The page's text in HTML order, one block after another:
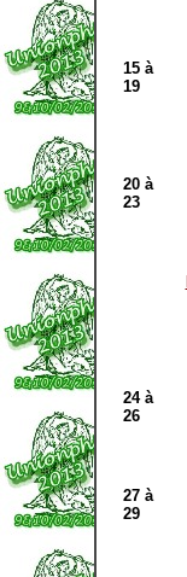
15 à
19
20 à
23
24 à
26
27 à
29